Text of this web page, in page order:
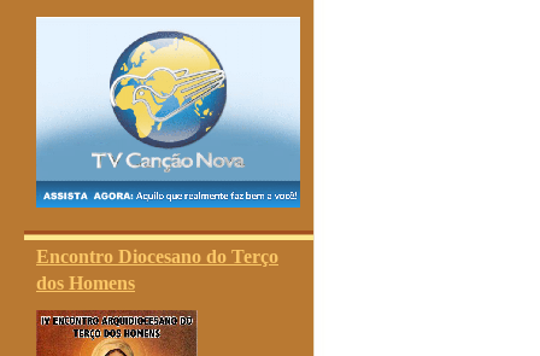
Encontro Diocesano do Terço
dos Homens